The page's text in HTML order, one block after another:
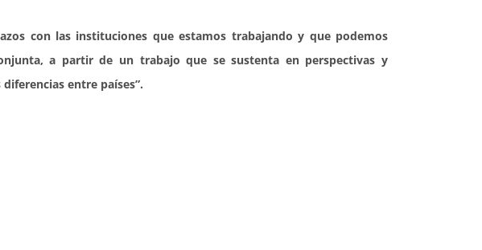
con las instituciones que estamos trabajando y que podemos
a partir de un trabajo que se sustenta en perspectivas y
entre países”.